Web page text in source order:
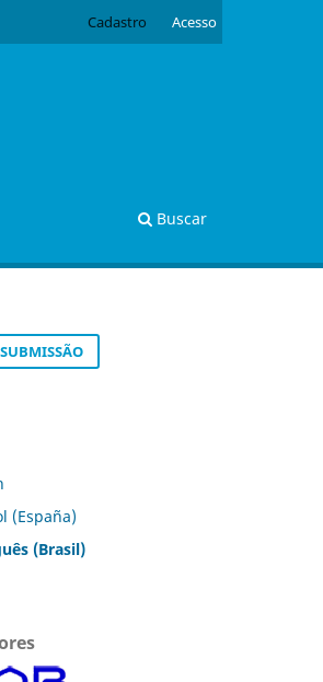
Buscar
Cadastro Acesso
(España)
(Brasil)